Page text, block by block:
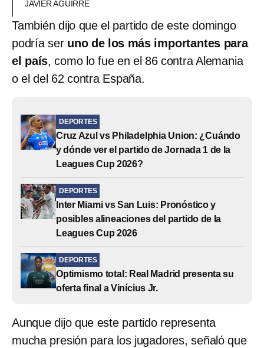
JAVIER AGUIRRE
También dijo que el partido de este domingo
podría ser uno de los más importantes para
el país, como lo fue en el 86 contra Alemania
o el del 62 contra España.
DEPORTES
Cruz Azul vs Philadelphia Union: ¿Cuándo
y dónde ver el partido de Jornada 1 de la
Leagues Cup 2026?
DEPORTES
Inter Miami vs San Luis: Pronóstico y
posibles alineaciones del partido de la
Leagues Cup 2026
DEPORTES
Optimismo total: Real Madrid presenta su
oferta final a Vinícius Jr.
Aunque dijo que este partido representa
mucha presión para los jugadores, señaló que